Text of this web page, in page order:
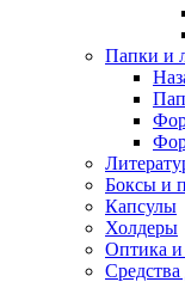
Папки и
Боксы и
Капсулы
Холдеры
Оптика
Средства